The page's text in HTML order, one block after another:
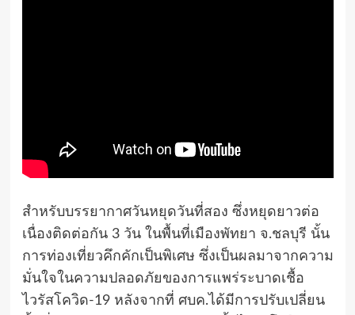
สำหรับบรรยากาศวันหยุดวันที่สอง ซึ่งหยุดยาวต่อ
เนื่องติดต่อกัน 3 วัน ในพื้นที่เมืองพัทยา จ.ชลบุรี นั้น
การท่องเที่ยวคึกคักเป็นพิเศษ ซึ่งเป็นผลมาจากความ
มั่นใจในความปลอดภัยของการแพร่ระบาดเชื้อ
ไวรัสโควิด-19 หลังจากที่ ศบค.ได้มีการปรับเปลี่ยน